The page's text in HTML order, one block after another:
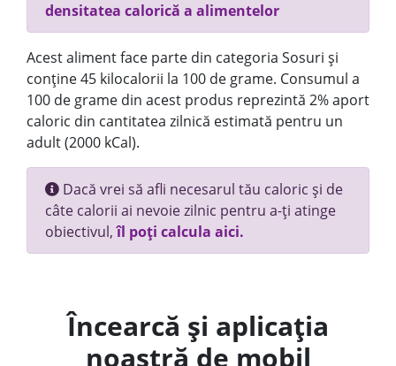
densitatea calorică a alimentelor
Acest aliment face parte din categoria Sosuri și
conține 45 kilocalorii la 100 de grame. Consumul a
100 de grame din acest produs reprezintă 2% aport
caloric din cantitatea zilnică estimată pentru un
adult (2000 kCal).
Dacă vrei să afli necesarul tău caloric și de
câte calorii ai nevoie zilnic pentru a-ți atinge
obiectivul,îl poți calcula aici.
Încearcă și aplicația
noastră de mobil